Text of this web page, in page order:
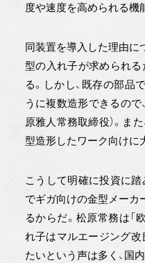
度や速度を高められる機
同装置を導入した理由に
型の入れ子が求められる
る。しかし、既存の部品
うに複数造形できるので
原雅人常務取締役）。ま
型造形したワーク向けに
こうして明確に投資に踏
でギガ向けの金型メーカ
るからだ。松原常務は「
れ子はマルエージング改
たいという声は多く、国